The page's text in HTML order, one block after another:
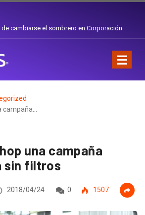
de cambiarse el sombrero en Corporación
una campaña
sin filtros
2018/04/24 0 1507